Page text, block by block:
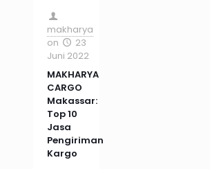
makharya
on
23
Juni 2022
MAKHARYA
CARGO
Makassar:
Top 10
Jasa
Pengiriman
Kargo